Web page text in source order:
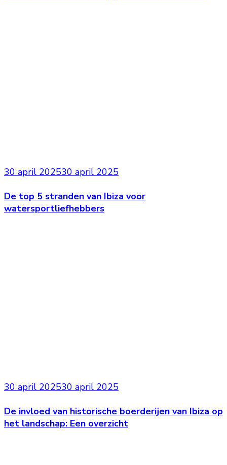
30 april 202530 april 2025
De top 5 stranden van Ibiza voor
watersportliefhebbers
30 april 202530 april 2025
De invloed van historische boerderijen van Ibiza op
het landschap: Een overzicht